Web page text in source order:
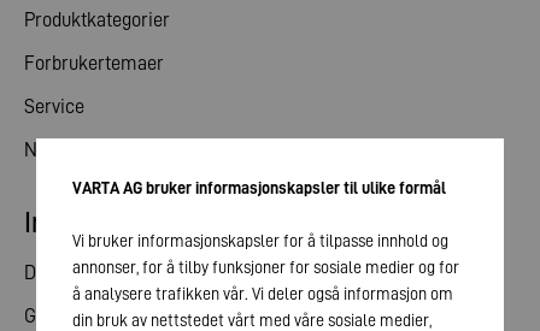
Produktkategorier
Forbrukertemaer
Service
Nyheter
Investorrelasjoner
Del
Generalforsamling
VARTA AG bruker informasjonskapsler til ulike formål
Vi bruker informasjonskapsler for å tilpasse innhold og
annonser, for å tilby funksjoner for sosiale medier og for
å analysere trafikken vår. Vi deler også informasjon om
din bruk av nettstedet vårt med våre sosiale medier,